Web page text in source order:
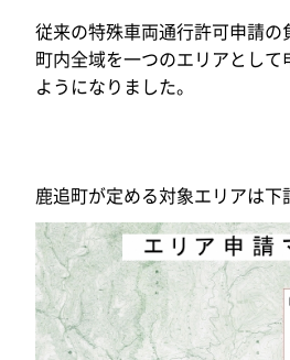
従来の特殊車両通行許可申請
町内全域を一つのエリアとし
ようになりました。
鹿追町が定める対象エリアは下